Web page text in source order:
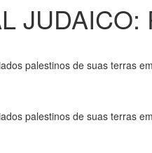
palestinos de suas terras
palestinos de suas terras